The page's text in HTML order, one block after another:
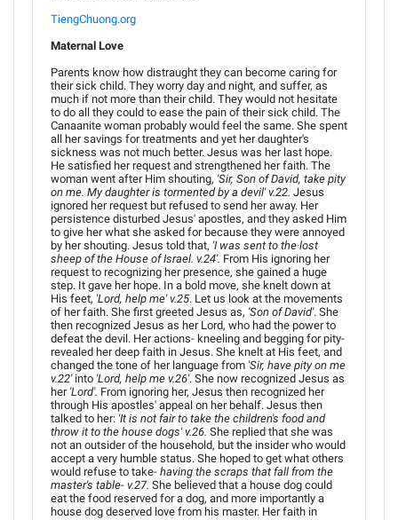
TiengChuong.org
Maternal Love
Parents know how distraught they can become caring for
their sick child. They worry day and night, and suffer, as
much if not more than their child. They would not hesitate
to do all they could to ease the pain of their sick child. The
Canaanite woman probably would feel the same. She spent
all her savings for treatments and yet her daughter's
sickness was not much better. Jesus was her last hope.
He satisfied her request and strengthened her faith. The
woman went after Him shouting, 'Sir, Son of David, take pity
on me. My daughter is tormented by a devil' v.22. Jesus
ignored her request but refused to send her away. Her
persistence disturbed Jesus' apostles, and they asked Him
to give her what she asked for because they were annoyed
by her shouting. Jesus told that, 'I was sent to the lost
sheep of the House of Israel. v.24'. From His ignoring her
request to recognizing her presence, she gained a huge
step. It gave her hope. In a bold move, she knelt down at
His feet, 'Lord, help me' v.25. Let us look at the movements
of her faith. She first greeted Jesus as, 'Son of David'. She
then recognized Jesus as her Lord, who had the power to
defeat the devil. Her actions- kneeling and begging for pity-
revealed her deep faith in Jesus. She knelt at His feet, and
changed the tone of her language from 'Sir, have pity on me
v.22' into 'Lord, help me v.26'. She now recognized Jesus as
her 'Lord'. From ignoring her, Jesus then recognized her
through His apostles' appeal on her behalf. Jesus then
talked to her: 'It is not fair to take the children's food and
throw it to the house dogs' v.26. She replied that she was
not an outsider of the household, but the insider who would
accept a very humble status. She hoped to get what others
would refuse to take- having the scraps that fall from the
master's table- v.27. She believed that a house dog could
eat the food reserved for a dog, and more importantly a
house dog deserved love from his master. Her faith in